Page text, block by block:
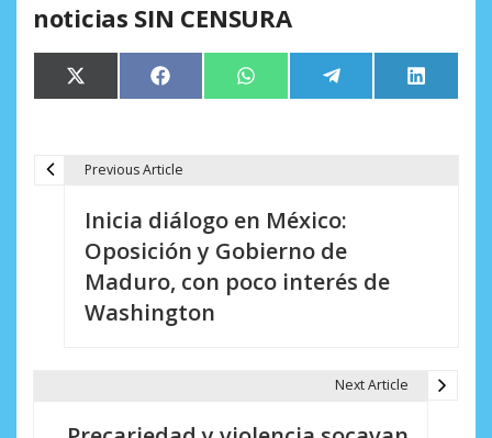
noticias SIN CENSURA
Compartir
en
X
(Twitter)
Compartir
en
Facebook Compartir
en
WhatsApp Compartir
en
Telegram
en
LinkedIn
Previous Article
Inicia diálogo en México:
Oposición y Gobierno de
Maduro, con poco interés de
Washington
Next Article